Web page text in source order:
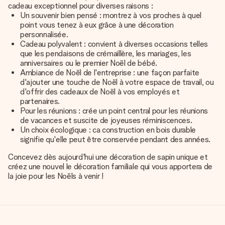
cadeau exceptionnel pour diverses raisons :
Un souvenir bien pensé : montrez à vos proches à quel
point vous tenez à eux grâce à une décoration
personnalisée.
Cadeau polyvalent : convient à diverses occasions telles
que les pendaisons de crémaillère, les mariages, les
anniversaires ou le premier Noël de bébé.
Ambiance de Noël de l'entreprise : une façon parfaite
d'ajouter une touche de Noël à votre espace de travail, ou
d'offrir des cadeaux de Noël à vos employés et
partenaires.
Pour les réunions : crée un point central pour les réunions
de vacances et suscite de joyeuses réminiscences.
Un choix écologique : ca construction en bois durable
signifie qu'elle peut être conservée pendant des années.
Concevez dès aujourd'hui une décoration de sapin unique et
créez une nouvel le décoration familiale qui vous apportera de
la joie pour les Noëls à venir !